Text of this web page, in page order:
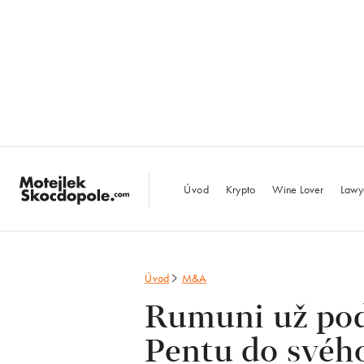
Úvod Krypto Wine Lover
Úvod M&A
Rumuni už
Pentu do